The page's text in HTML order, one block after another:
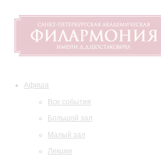
Афиша
Все события
Большой зал
Малый зал
Лекции